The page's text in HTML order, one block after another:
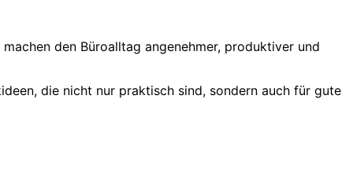
den Büroalltag angenehmer, produktiver und
die nicht nur praktisch sind, sondern auch für gute